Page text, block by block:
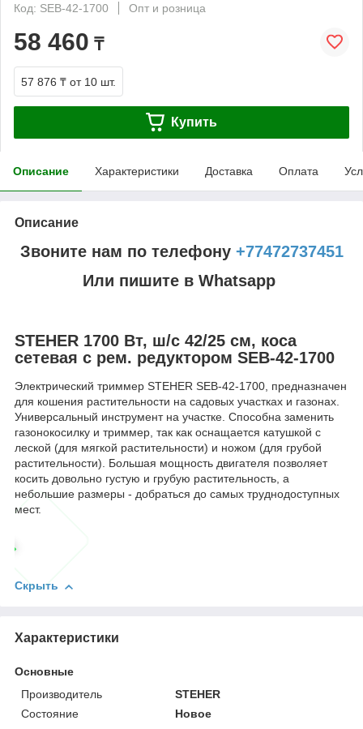
Код: SEB-42-1700
Опт и розница
58 460 ₸
57 876 ₸ от 10 шт.
Купить
Описание Характеристики Доставка Оплата
Описание
Звоните нам по телефону +77472737451
Или пишите в Whatsapp
STEHER 1700 Вт, ш/с 42/25 см, коса
сетевая с рем. редуктором SEB-42-1700
Электрический триммер STEHER SEB-42-1700, предназначен
для кошения растительности на садовых участках и газонах.
Универсальный инструмент на участке. Способна заменить
газонокосилку и триммер, так как оснащается катушкой с
леской (для мягкой растительности) и ножом (для грубой
растительности). Большая мощность двигателя позволяет
косить довольно густую и грубую растительность, а
небольшие размеры - добраться до самых труднодоступных
мест.
Скрыть
Характеристики
Основные
Производитель
STEHER
Состояние
Новое